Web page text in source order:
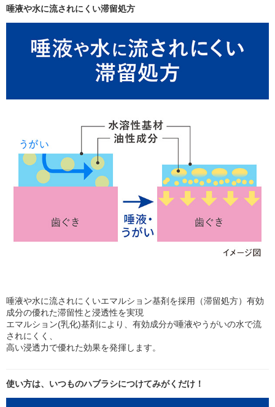
唾液や水に流されにくい滞留処方
唾液や水に流されにくいエマルション基剤を採用（滞留処方）有効
成分の優れた滞留性と浸透性を実現
エマルション(乳化)基剤により、有効成分が唾液やうがいの水で流
されにくく、
高い浸透力で優れた効果を発揮します。
使い方は、いつものハブラシにつけてみがくだけ！